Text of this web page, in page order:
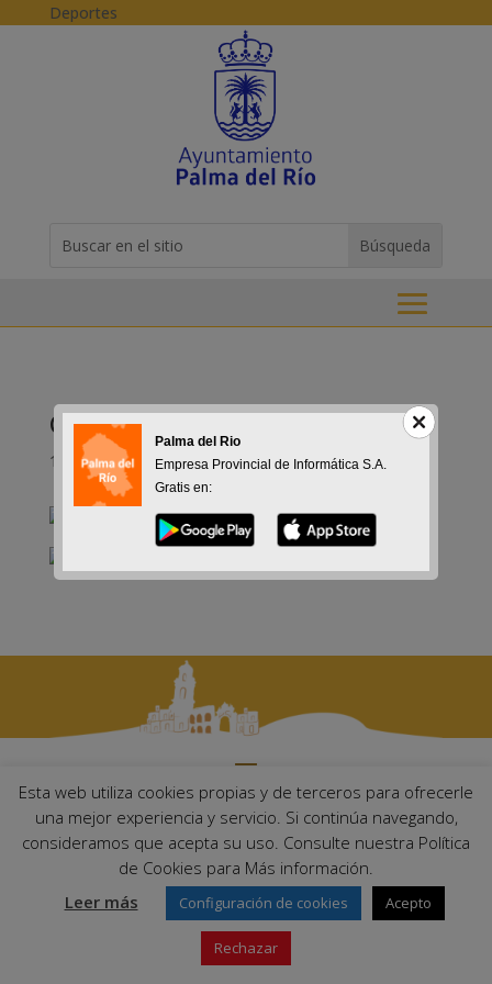
Skip to content
Deportes
for...
Campeonato Fútbol Sala 2015
16-09-2015
Ayuntamiento de Palma del Río. Plaza Mayor de Andalucía, 1 C.P:
14700 – Palma del Río (Córdoba)
Email:
ayuntamiento@palmadelrio.es
Teléfono: 957 71 02 44 | Fax: 957 64 47 39
Esta web utiliza cookies propias y de terceros para ofrecerle
una mejor experiencia y servicio. Si continúa navegando,
consideramos que acepta su uso. Consulte nuestra Política
de Cookies para Más información.
Leer más
Configuración de cookies Acepto
Rechazar
Palma del Rio
Empresa Provincial de Informática S.A.
Gratis en: